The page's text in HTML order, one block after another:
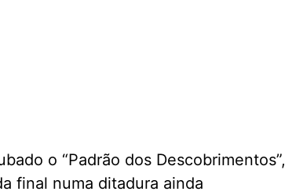
o “Padrão dos Descobrimentos”,
final numa ditadura ainda